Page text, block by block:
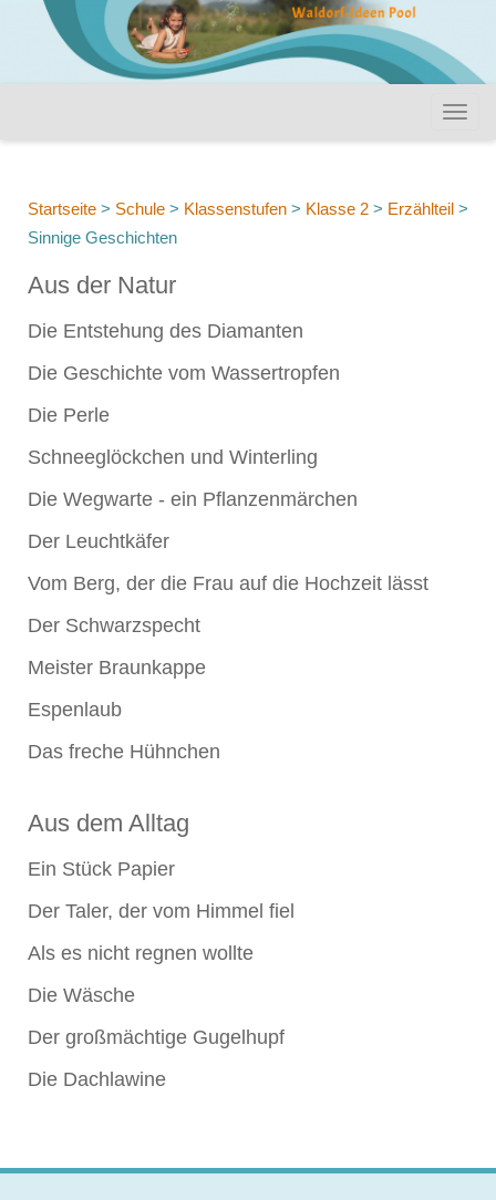
Startseite > Schule > Klassenstufen > Klasse 2 > Erzählteil >
Sinnige Geschichten
Aus der Natur
Die Entstehung des Diamanten
Die Geschichte vom Wassertropfen
Die Perle
Schneeglöckchen und Winterling
Die Wegwarte - ein Pflanzenmärchen
Der Leuchtkäfer
Vom Berg, der die Frau auf die Hochzeit lässt
Der Schwarzspecht
Meister Braunkappe
Espenlaub
Das freche Hühnchen
Aus dem Alltag
Ein Stück Papier
Der Taler, der vom Himmel fiel
Als es nicht regnen wollte
Die Wäsche
Der großmächtige Gugelhupf
Die Dachlawine